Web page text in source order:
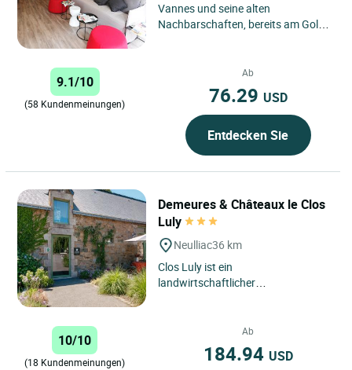
Vannes und seine alten
Nachbarschaften, bereits am Golf.
9.1/10
(58 Kundenmeinungen)
Ab
76.29 USD
Entdecken Sie
Demeures & Châteaux le Clos
Luly
Neulliac36 km
Clos Luly ist ein
landwirtschaftlicher
von Saint-Brieuc,...
10/10
(18 Kundenmeinungen)
Ab
184.94 USD